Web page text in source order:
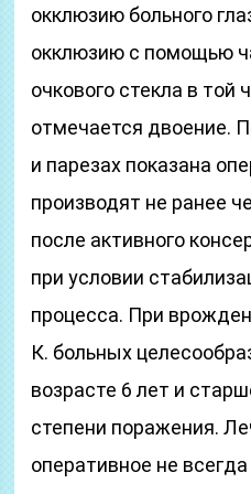
окклюзию больного
окклюзию с помощью
очкового стекла в той
отмечается двоение.
и парезах показана
производят не ранее
после активного
при условии
процесса. При
К. больных
возрасте 6 лет и
степени поражения.
оперативное не